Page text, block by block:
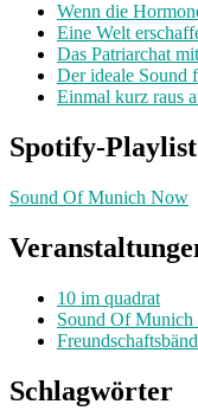
Wenn die
Eine Welt
Das Patriarchat
Der ideale Sound
Einmal kurz raus
Spotify-Playlist
Sound Of Munich Now
10 im quadrat
Sound Of
Freundschaftsbänd
Schlagwörter